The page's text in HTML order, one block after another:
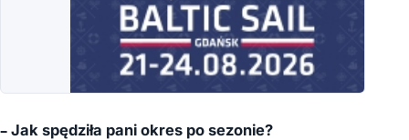
– Jak spędziła pani okres po sezonie?